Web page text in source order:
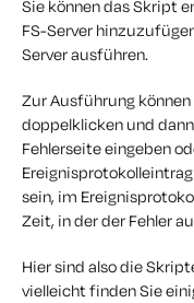
Sie können das Skript
FS-Server
Server ausführen.
Zur Ausführung
doppelklicken und
Fehlerseite eingeben
sein, im
Zeit, in der der Fehler
Hier sind also die
vielleicht finden Sie